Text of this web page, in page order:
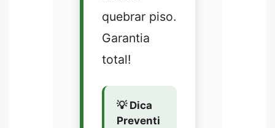
quebrar piso.
Garantia
total!
💡 Dica
Preventi